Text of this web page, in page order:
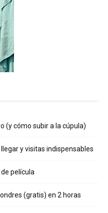
(y cómo subir a la cúpula)
y visitas indispensables
película
(gratis) en 2 horas